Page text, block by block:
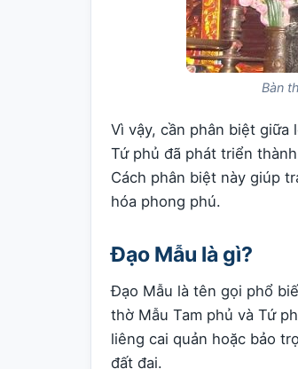
Bàn
Vì vậy, cần phân biệt
Tứ phủ đã phát triển
Cách phân biệt này giúp
hóa phong phú.
Đạo Mẫu là gì?
Đạo Mẫu là tên gọi phổ
thờ Mẫu Tam phủ và Tứ
liêng cai quản hoặc bảo
đất đai.